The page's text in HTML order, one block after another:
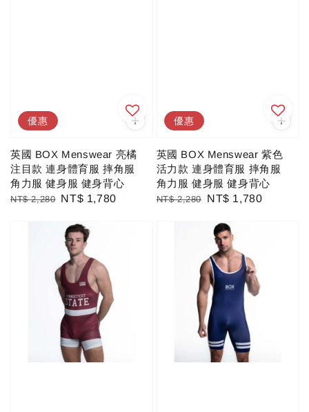
優惠
英國 BOX Menswear 亮橘
注目款 連身體育服 摔角服
角力服 健身服 健身背心
Regular
NT$ 2,280 Sale
NT$ 1,780
優惠
英國 BOX Menswear 紫色
活力款 連身體育服 摔角服
角力服 健身服 健身背心
Regular
NT$ 2,280
Sale
NT$ 1,780